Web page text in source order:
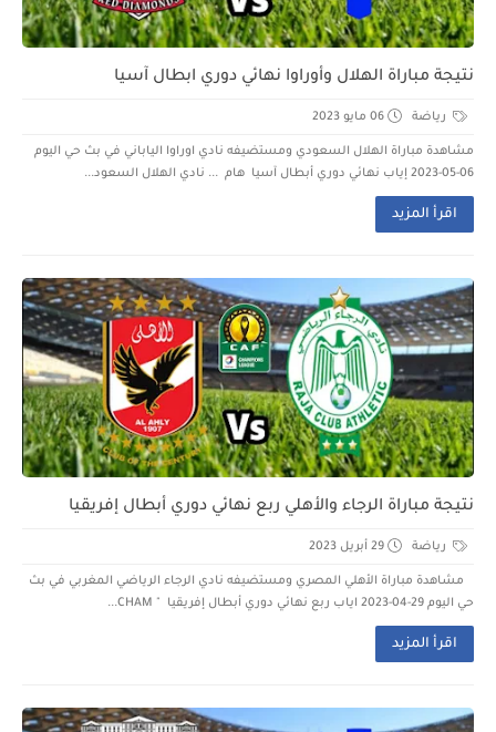
نتيجة مباراة الهلال وأوراوا نهائي دوري ابطال آسيا
رياضة 06 مايو 2023
مشاهدة مباراة الهلال السعودي ومستضيفه نادي اوراوا الياباني في بث حي اليوم
06-05-2023 إياب نهائي دوري أبطال آسيا هام ... نادي الهلال السعود...
اقرأ المزيد
نتيجة مباراة الرجاء والأهلي ربع نهائي دوري أبطال إفريقيا
رياضة 29 أبريل 2023
مشاهدة مباراة الأهلي المصري ومستضيفه نادي الرجاء الرياضي المغربي في بث
حي اليوم 29-04-2023 اياب ربع نهائي دوري أبطال إفريقيا " CHAM...
اقرأ المزيد